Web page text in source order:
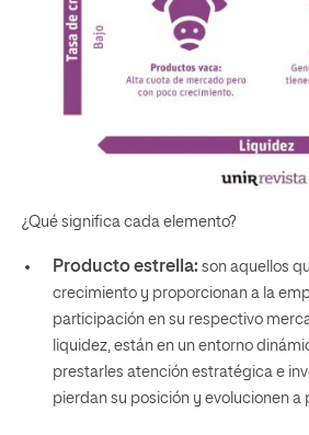
¿Qué significa cada elemento?
Producto estrella: son aquellos
crecimiento y proporcionan a la
participación en su respectivo
liquidez, están en un entorno
prestarles atención estratégica e
pierdan su posición y evolucionen a